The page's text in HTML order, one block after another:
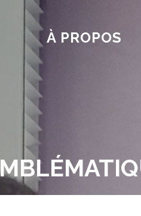
À PROPOS